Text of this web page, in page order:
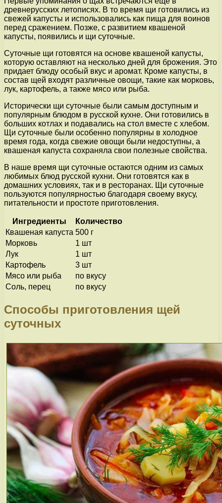
древнерусских летописях. В то время щи готовились из
свежей капусты и использовались как пища для воинов
перед сражением. Позже, с развитием квашеной
капусты, появились и щи суточные.
Суточные щи готовятся на основе квашеной капусты,
которую оставляют на несколько дней для брожения. Это
придает блюду особый вкус и аромат. Кроме капусты, в
состав щей входят различные овощи, такие как морковь,
лук, картофель, а также мясо или рыба.
Исторически щи суточные были самым доступным и
популярным блюдом в русской кухне. Они готовились в
больших котлах и подавались на стол вместе с хлебом.
Щи суточные были особенно популярны в холодное
время года, когда свежие овощи были недоступны, а
квашеная капуста сохраняла свои полезные свойства.
В наше время щи суточные остаются одним из самых
любимых блюд русской кухни. Они готовятся как в
домашних условиях, так и в ресторанах. Щи суточные
пользуются популярностью благодаря своему вкусу,
питательности и простоте приготовления.
Ингредиенты
Количество
Квашеная капуста 500 г
Морковь
1 шт
Лук
1 шт
Картофель
3 шт
Мясо или рыба
по вкусу
Соль, перец
по вкусу
Способы приготовления щей
суточных